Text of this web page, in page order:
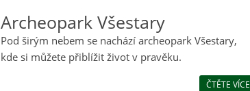
Archeopark Všestary
Pod širým nebem se nachází archeopark Všestary,
kde si můžete přiblížit život v pravěku.
ČTĚTE VÍCE